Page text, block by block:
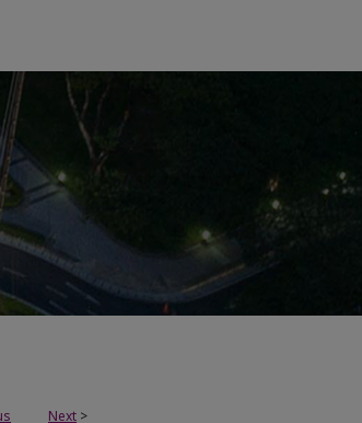
Next >